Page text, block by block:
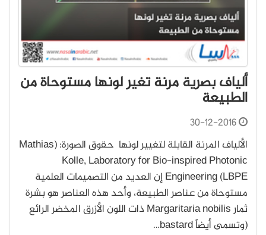
ألياف بصرية مرنة تغير لونها مستوحاة من
الطبيعة
30-12-2016
الألياف المرنة القابلة لتغيير لونها حقوق الصورة: (Mathias
Kolle, Laboratory for Bio-inspired Photonic
Engineering (LBPE إن العديد من التصميمات العلمية
مستوحاة من عناصر الطبيعة، وأحد هذه العناصر هو بشرة
ثمار Margaritaria nobilis ذات اللون الأزرق المخضر الرائع
(وتسمى أيضاً bastard…